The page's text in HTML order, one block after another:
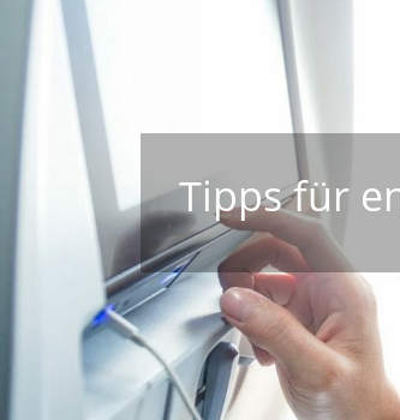
Tipps für